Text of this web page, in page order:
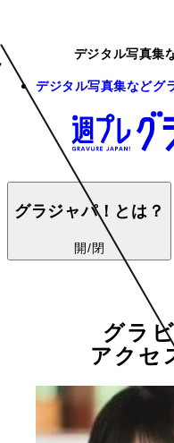
デジタル写真集
デジタル写真集などグ
グラジャパ！とは？
開/閉
グラ
アクセ